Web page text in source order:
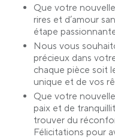
Que votre
rires et d’amour
étape
Nous vous
précieux dans
chaque pièce soit
unique et de vos
Que votre
paix et de
trouver du
Félicitations pour